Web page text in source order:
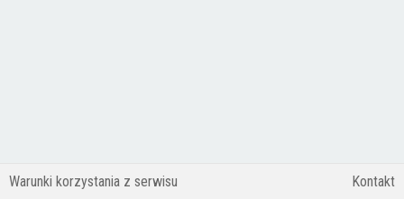
Warunki korzystania z serwisu Kontakt